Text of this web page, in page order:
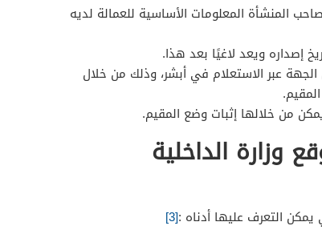
المنشأة المعلومات الأساسية للعمالة لديه
عبر الاستعلام في أبشر، وذلك من خلال
من خلالها إثبات وضع المقيم.
وزارة الداخلية
التعرف عليها أدناه :[3]